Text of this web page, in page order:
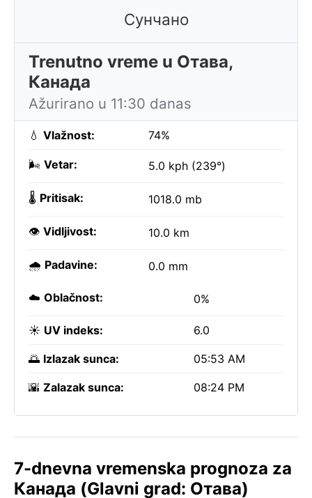
Сунчано
Trenutno vreme u Отава,
Канада
Ažurirano u 11:30 danas
💧 Vlažnost: 74%
🌬️ Vetar: 5.0 kph (239°)
🌡️ Pritisak: 1018.0 mb
👁️ Vidljivost: 10.0 km
🌧️ Padavine: 0.0 mm
☁️ Oblačnost: 0%
☀️ UV indeks: 6.0
🌅 Izlazak sunca: 05:53 AM
🌇 Zalazak sunca: 08:24 PM
7-dnevna vremenska prognoza za
Канада (Glavni grad: Отава)